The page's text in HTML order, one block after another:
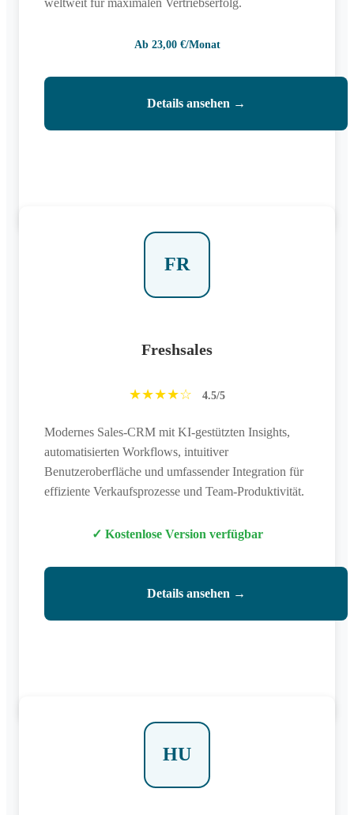
Ab 23,00 €/Monat
Details ansehen →
FR
Freshsales
★★★★☆ 4.5/5
Modernes Sales-CRM mit KI-gestützten Insights,
automatisierten Workflows, intuitiver
Benutzeroberfläche und umfassender Integration für
effiziente Verkaufsprozesse und Team-Produktivität.
✓ Kostenlose Version verfügbar
Details ansehen →
HU